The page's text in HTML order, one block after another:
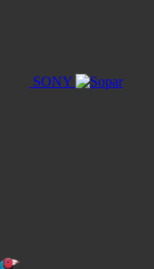
SONY